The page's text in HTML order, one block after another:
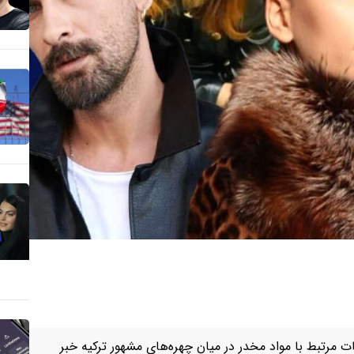
مرتبط با مواد مخدر در میان چهره‌های مشهور ترکیه خبر